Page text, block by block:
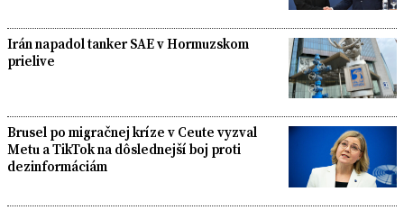
Irán napadol tanker SAE v Hormuzskom
prielive
Brusel po migračnej kríze v Ceute vyzval
Metu a TikTok na dôslednejší boj proti
dezinformáciám